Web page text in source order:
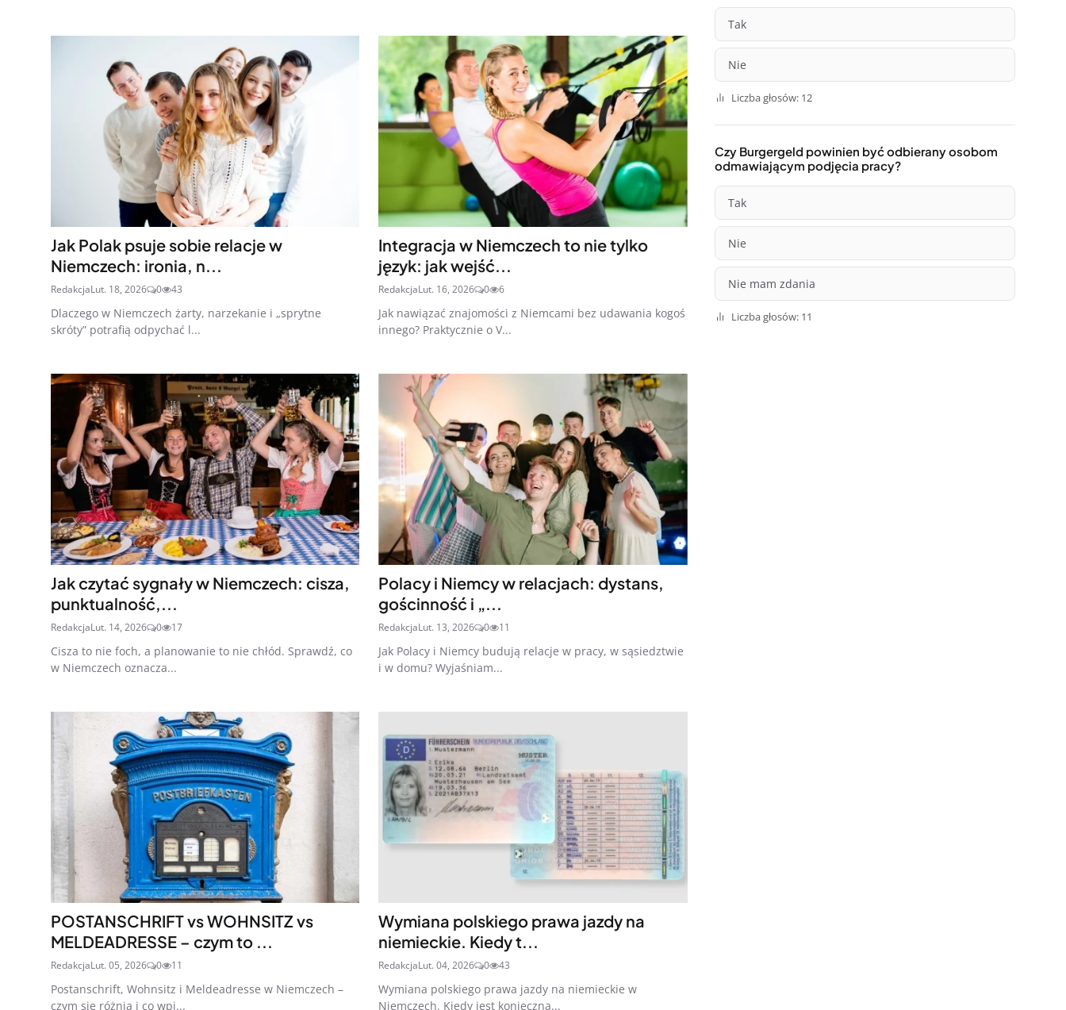
Jak Polak psuje sobie relacje w
Niemczech: ironia, n...
RedakcjaLut. 18, 2026 0 43
Dlaczego w Niemczech żarty, narzekanie i „sprytne
skróty” potrafią odpychać l...
Integracja w Niemczech to nie tylko
język: jak wejść...
RedakcjaLut. 16, 2026 0 6
Jak nawiązać znajomości z Niemcami bez udawania kogoś
innego? Praktycznie o V...
Jak czytać sygnały w Niemczech: cisza,
punktualność,...
RedakcjaLut. 14, 2026 0 17
Cisza to nie foch, a planowanie to nie chłód. Sprawdź, co
w Niemczech oznacza...
Polacy i Niemcy w relacjach: dystans,
gościnność i „...
RedakcjaLut. 13, 2026 0 11
Jak Polacy i Niemcy budują relacje w pracy, w sąsiedztwie
i w domu? Wyjaśniam...
POSTANSCHRIFT vs WOHNSITZ vs
MELDEADRESSE – czym to ...
RedakcjaLut. 05, 2026 0 11
Postanschrift, Wohnsitz i Meldeadresse w Niemczech –
czym się różnią i co wpi...
Wymiana polskiego prawa jazdy na
niemieckie. Kiedy t...
RedakcjaLut. 04, 2026 0 43
Wymiana polskiego prawa jazdy na niemieckie w
Niemczech. Kiedy jest konieczna...
Tak
Nie
Liczba głosów: 12
Czy Burgergeld powinien być odbierany osobom
odmawiającym podjęcia pracy?
Tak
Nie
Nie mam zdania
Liczba głosów: 11